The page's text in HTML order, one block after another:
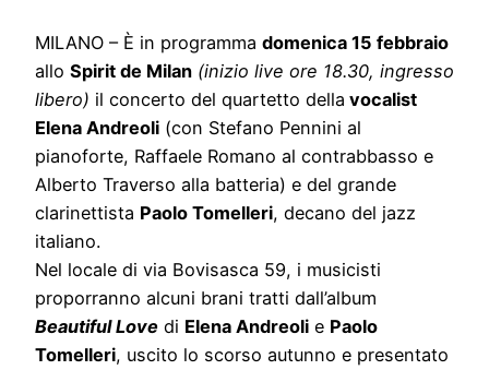
MILANO – È in programma domenica 15 febbraio
allo Spirit de Milan (inizio live ore 18.30, ingresso
libero) il concerto del quartetto della vocalist
Elena Andreoli (con Stefano Pennini al
pianoforte, Raffaele Romano al contrabbasso e
Alberto Traverso alla batteria) e del grande
clarinettista Paolo Tomelleri, decano del jazz
italiano.
Nel locale di via Bovisasca 59, i musicisti
proporranno alcuni brani tratti dall’album
Beautiful Love di Elena Andreoli e Paolo
Tomelleri, uscito lo scorso autunno e presentato